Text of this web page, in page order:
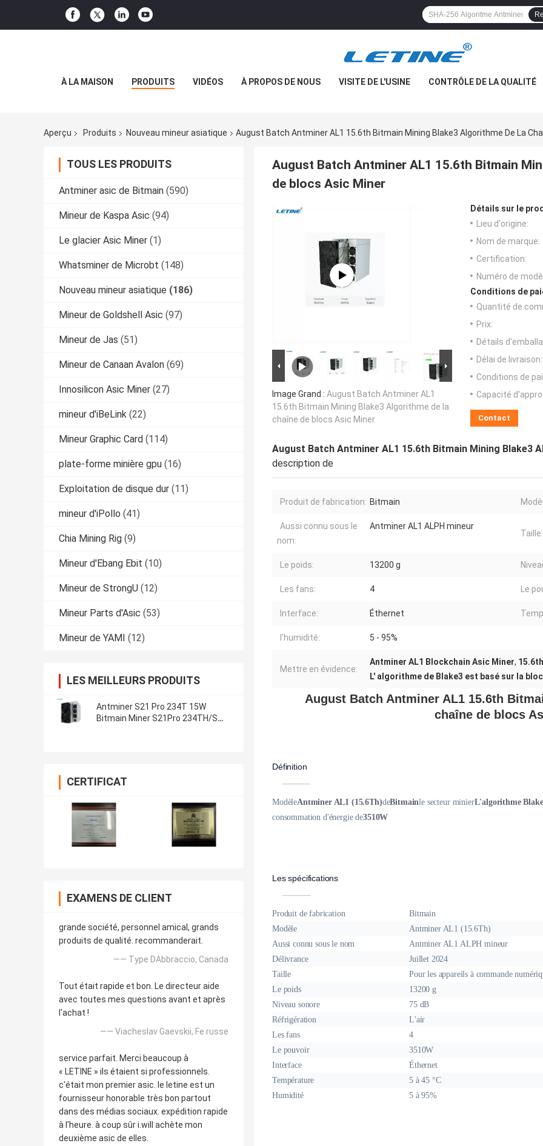
À LA MAISON PRODUITS VIDÉOS À PROPOS DE NOUS VISITE DE L'USINE CONTRÔLE DE LA QUALITÉ
Aperçu Produits Nouveau mineur asiatique August Batch Antminer AL1 15.6th Bitmain Mining Blake3 Algorithme De La
TOUS LES PRODUITS
Antminer asic de Bitmain (590)
Mineur de Kaspa Asic (94)
Le glacier Asic Miner (1)
Whatsminer de Microbt (148)
Nouveau mineur asiatique (186)
Mineur de Goldshell Asic (97)
Mineur de Jas (51)
Mineur de Canaan Avalon (69)
Innosilicon Asic Miner (27)
mineur d'iBeLink (22)
Mineur Graphic Card (114)
plate-forme minière gpu (16)
Exploitation de disque dur (11)
mineur d'iPollo (41)
Chia Mining Rig (9)
Mineur d'Ebang Ebit (10)
Mineur de StrongU (12)
Mineur Parts d'Asic (53)
Mineur de YAMI (12)
LES MEILLEURS PRODUITS
Antminer S21 Pro 234T 15W
Bitmain Miner S21Pro 234TH/S
CERTIFICAT
EXAMENS DE CLIENT
grande société, personnel amical, grands
produits de qualité. recommanderait.
—— Type DAbbraccio, Canada
Tout était rapide et bon. Le directeur aide
avec toutes mes questions avant et après
l'achat !
—— Viacheslav Gaevskii, Fe russe
service parfait. Merci beaucoup à
« LETINE » ils étaient si professionnels.
c'était mon premier asic. le letine est un
fournisseur honorable très bon partout
dans des médias sociaux. expédition rapide
à l'heure. à coup sûr i.will achète mon
deuxième asic de elles.
August Batch Antminer AL1 15.6th Bitmain
de blocs Asic Miner
Image Grand : August Batch Antminer AL1
15.6th Bitmain Mining Blake3 Algorithme de la
chaîne de blocs Asic Miner
Détails sur le
Lieu d'origine:
Nom de marque:
Certification:
Numéro de
Conditions de
Quantité de
Prix:
Détails
Délai de livraison:
Conditions de
Capacité
Contact
August Batch Antminer AL1 15.6th Bitmain Mining Blake3
description de
Produit de fabrication: Bitmain
Aussi connu sous le
nom:
Antminer AL1 ALPH mineur
Taille:
Le poids: 13200 g
Les fans: 4 Le
Interface: Éthernet
l'humidité: 5 - 95%
Mettre en évidence:
Antminer AL1 Blockchain Asic Miner,
L' algorithme de Blake3 est basé sur la
August Batch Antminer AL1 15.6th
chaîne de blocs
Définition
ModèleAntminer AL1 (15.6Th)deBitmainle secteur minierL'algorithme
consommation d'énergie de3510W
Les spécifications
Produit de fabrication
Bitmain
Modèle
Antminer AL1 (15.6Th)
Aussi connu sous le nom
Antminer AL1 ALPH mineur
Délivrance
Juillet 2024
Taille
Pour les appareils à commande
Le poids
13200 g
Niveau sonore
75 dB
Réfrigération
L'air
Les fans
4
Le pouvoir
3510W
Interface
Éthernet
Température
5 à 45 °C
Humidité
5 à 95%